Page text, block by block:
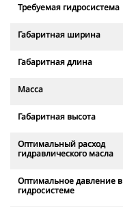
Требуемая гидросистема
Габаритная ширина
Габаритная длина
Масса
Габаритная высота
Оптимальный расход
гидравлического масла
Оптимальное давление в
гидросистеме